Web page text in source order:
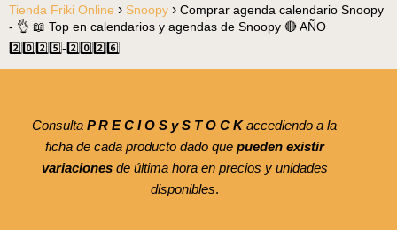
Tienda Friki Online Snoopy
Comprar agenda calendario Snoopy
- 👌 📖 Top en calendarios y agendas de Snoopy 🔴 AÑO
2️⃣0️⃣2️⃣5️⃣-2️⃣0️⃣2️⃣6️⃣
Consulta P R E C I O S y S T O C Kaccediendo a la
ficha de cada producto dado que pueden existir
variacionesde última hora en precios y unidades
disponibles.